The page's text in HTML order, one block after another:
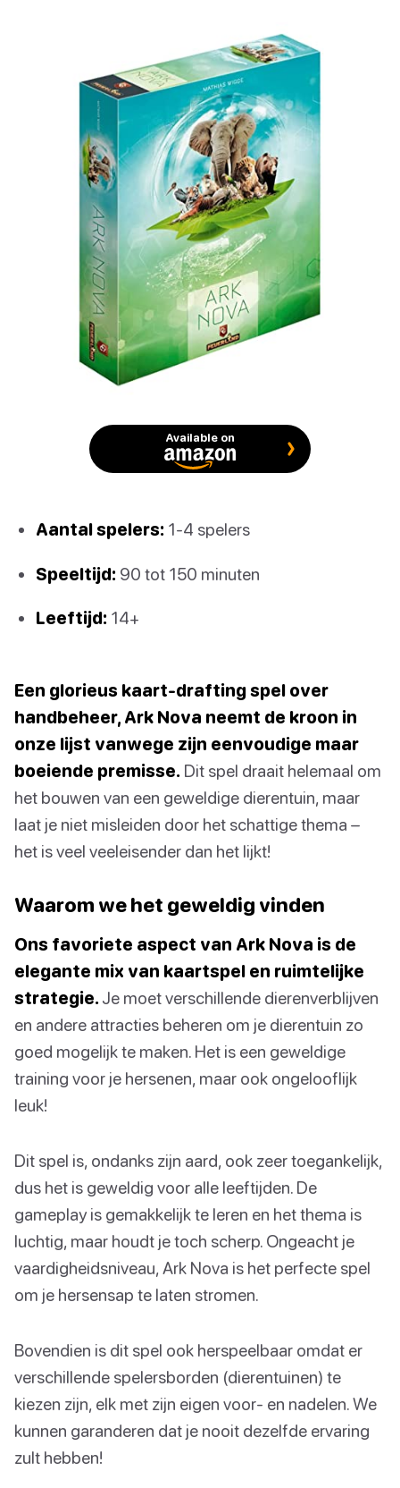
Available on
Aantal spelers: 1-4 spelers
Speeltijd: 90 tot 150 minuten
Leeftijd: 14+
Een glorieus kaart-drafting spel over
handbeheer, Ark Nova neemt de kroon in
onze lijst vanwege zijn eenvoudige maar
boeiende premisse. Dit spel draait helemaal om
het bouwen van een geweldige dierentuin, maar
laat je niet misleiden door het schattige thema –
het is veel veeleisender dan het lijkt!
Waarom we het geweldig vinden
Ons favoriete aspect van Ark Nova is de
elegante mix van kaartspel en ruimtelijke
strategie. Je moet verschillende dierenverblijven
en andere attracties beheren om je dierentuin zo
goed mogelijk te maken. Het is een geweldige
training voor je hersenen, maar ook ongelooflijk
leuk!
Dit spel is, ondanks zijn aard, ook zeer toegankelijk,
dus het is geweldig voor alle leeftijden. De
gameplay is gemakkelijk te leren en het thema is
luchtig, maar houdt je toch scherp. Ongeacht je
vaardigheidsniveau, Ark Nova is het perfecte spel
om je hersensap te laten stromen.
Bovendien is dit spel ook herspeelbaar omdat er
verschillende spelersborden (dierentuinen) te
kiezen zijn, elk met zijn eigen voor- en nadelen. We
kunnen garanderen dat je nooit dezelfde ervaring
zult hebben!